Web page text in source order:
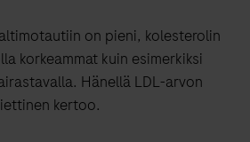
on pieni, kolesterolin
korkeammat kuin esimerkiksi
Hänellä LDL-arvon
kertoo.